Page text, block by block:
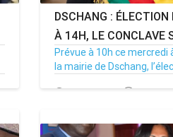
DSCHANG :
À 14H, LE CONCLAVE
Prévue à 10h ce mercredi
la mairie de Dschang,
15/07/26 Par